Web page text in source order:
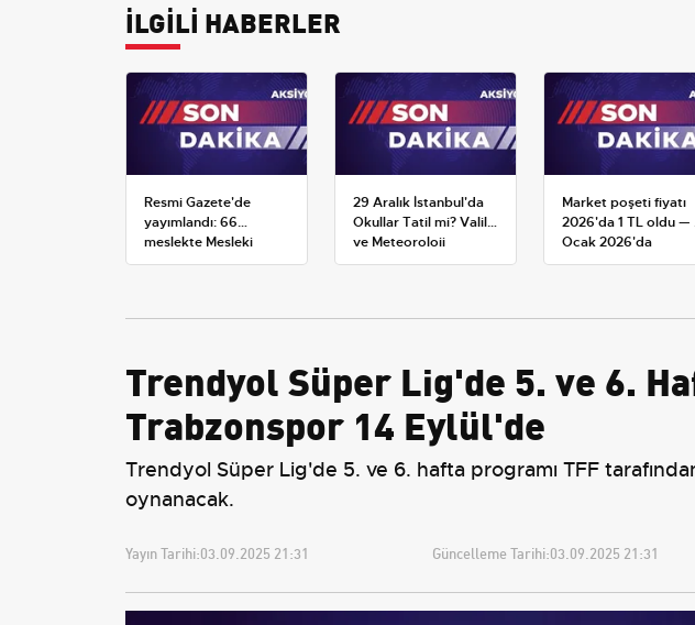
İLGİLİ HABERLER
Resmi Gazete'de
yayımlandı: 66
meslekte Mesleki
Yeterlilik Belgesi
29 Aralık İstanbul'da
Okullar Tatil mi? Valilik
ve Meteoroloji
Açıklamaları
Market poşeti fiyatı
2026'da 1 TL oldu —
Ocak 2026'da
yürürlüğe giren
Trendyol Süper Lig'de 5. ve 6.
Trabzonspor 14 Eylül'de
Trendyol Süper Lig'de 5. ve 6. hafta programı TFF
oynanacak.
Yayın Tarihi:03.09.2025 21:31 Güncelleme Tarihi:03.09.2025 21:31